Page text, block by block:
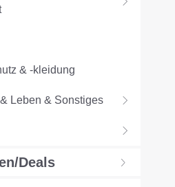
& -kleidung
Leben & Sonstiges
Deals